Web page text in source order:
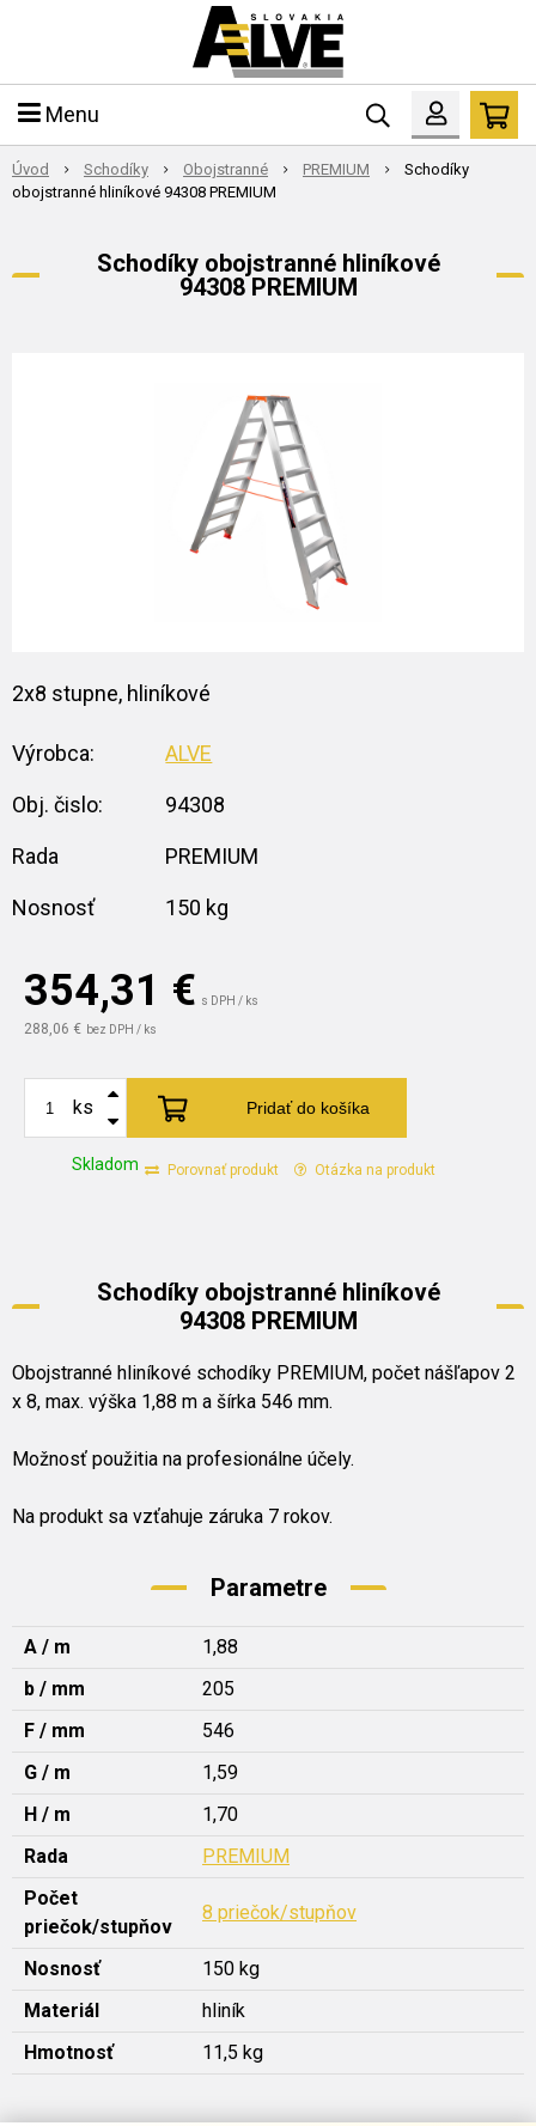
Menu
Úvod Schodíky Obojstranné PREMIUM
Schodíky
obojstranné hliníkové 94308 PREMIUM
Schodíky obojstranné hliníkové
94308 PREMIUM
354,31 € s DPH / ks
288,06 € bez DPH / ks
Skladom
ks Pridať do košíka
Porovnať produkt Otázka na produkt
2x8 stupne, hliníkové
Výrobca: ALVE
Obj. čislo: 94308
Rada PREMIUM
Nosnosť 150 kg
Schodíky obojstranné hliníkové
94308 PREMIUM
Obojstranné hliníkové schodíky PREMIUM, počet nášľapov 2
x 8, max. výška 1,88 m a šírka 546 mm.
Možnosť použitia na profesionálne účely.
Na produkt sa vzťahuje záruka 7 rokov.
Parametre
A / m
1,88
b / mm
205
F / mm
546
G / m
1,59
H / m
1,70
Rada
PREMIUM
Počet
priečok/stupňov
8 priečok/stupňov
Nosnosť
150 kg
Materiál
hliník
Hmotnosť
11,5 kg